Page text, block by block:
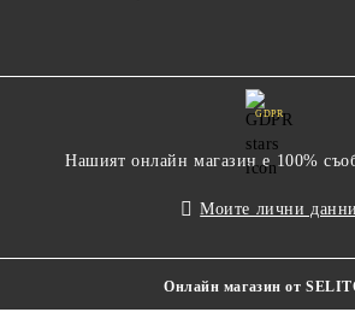
GDPR
Нашият онлайн магазин е 100%
Моите лични данни
Онлайн магазин от